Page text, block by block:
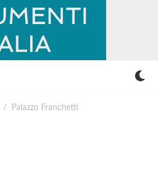
Palazzo Franchetti